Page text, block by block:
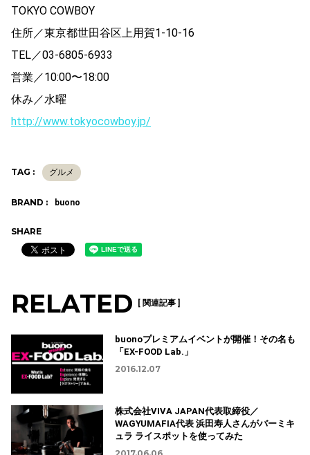
TOKYO COWBOY
住所／東京都世田谷区上用賀1-10-16
TEL／03-6805-6933
営業／10:00〜18:00
休み／水曜
http://www.tokyocowboy.jp/
TAG : グルメ
BRAND : buono
SHARE
RELATED [ 関連記事 ]
buonoプレミアムイベントが開催！その名も
「EX-FOOD Lab.」
2016.12.07
株式会社VIVA JAPAN代表取締役／
WAGYUMAFIA代表 浜田寿人さんがバーミキ
ュラ ライスポットを使ってみた
2017.06.06